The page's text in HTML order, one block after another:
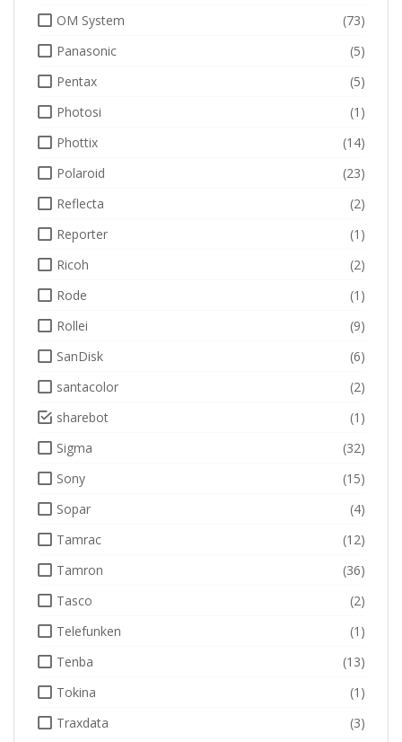
OM System
(73)
Panasonic
(5)
Pentax
(5)
Photosi
(1)
Phottix
(14)
Polaroid
(23)
Reflecta
(2)
Reporter
(1)
Ricoh
(2)
Rode
(1)
Rollei
(9)
SanDisk
(6)
santacolor
(2)
sharebot
(1)
Sigma
(32)
Sony
(15)
Sopar
(4)
Tamrac
(12)
Tamron
(36)
Tasco
(2)
Telefunken
(1)
Tenba
(13)
Tokina
(1)
Traxdata
(3)